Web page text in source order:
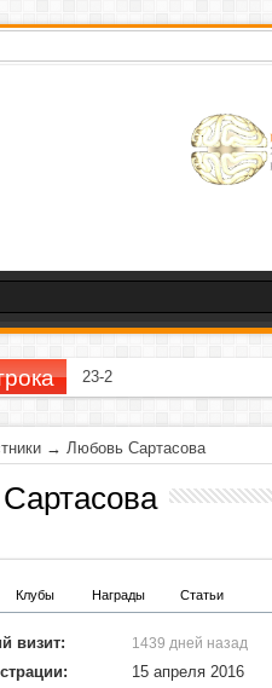
23-26 ноября 2020 г
→ Любовь Сартасова
Клубы Награды Статьи
визит: 1439 дней назад
15 апреля 2016